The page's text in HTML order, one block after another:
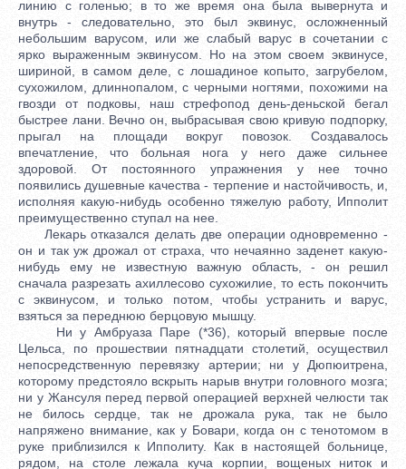
линию с голенью; в то же время она была вывернута и
внутрь - следовательно, это был эквинус, осложненный
небольшим варусом, или же слабый варус в сочетании с
ярко выраженным эквинусом. Но на этом своем эквинусе,
шириной, в самом деле, с лошадиное копыто, загрубелом,
сухожилом, длиннопалом, с черными ногтями, похожими на
гвозди от подковы, наш стрефопод день-деньской бегал
быстрее лани. Вечно он, выбрасывая свою кривую подпорку,
прыгал на площади вокруг повозок. Создавалось
впечатление, что больная нога у него даже сильнее
здоровой. От постоянного упражнения у нее точно
появились душевные качества - терпение и настойчивость, и,
исполняя какую-нибудь особенно тяжелую работу, Ипполит
преимущественно ступал на нее.
Лекарь отказался делать две операции одновременно -
он и так уж дрожал от страха, что нечаянно заденет какую-
нибудь ему не известную важную область, - он решил
сначала разрезать ахиллесово сухожилие, то есть покончить
с эквинусом, и только потом, чтобы устранить и варус,
взяться за переднюю берцовую мышцу.
Ни у Амбруаза Паре (*36), который впервые после
Цельса, по прошествии пятнадцати столетий, осуществил
непосредственную перевязку артерии; ни у Дюпюитрена,
которому предстояло вскрыть нарыв внутри головного мозга;
ни у Жансуля перед первой операцией верхней челюсти так
не билось сердце, так не дрожала рука, так не было
напряжено внимание, как у Бовари, когда он с тенотомом в
руке приблизился к Ипполиту. Как в настоящей больнице,
рядом, на столе лежала куча корпии, вощеных ниток и